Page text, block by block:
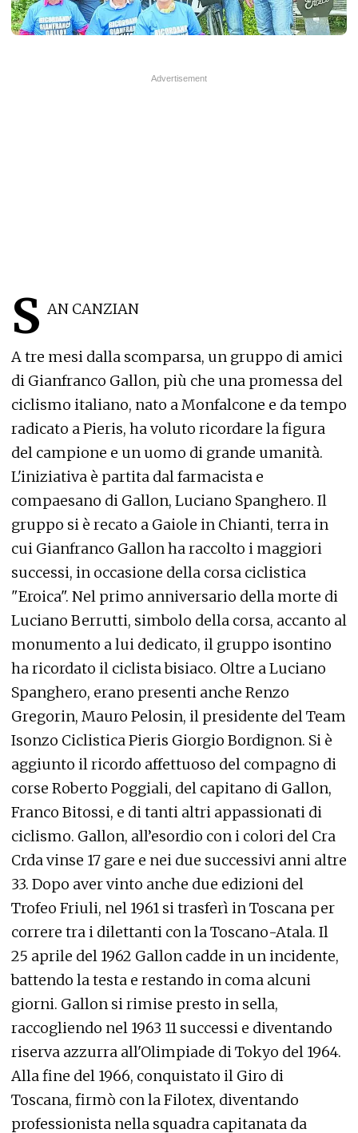
S AN CANZIAN
A tre mesi dalla scomparsa, un gruppo di amici
di Gianfranco Gallon, più che una promessa del
ciclismo italiano, nato a Monfalcone e da tempo
radicato a Pieris, ha voluto ricordare la figura
del campione e un uomo di grande umanità.
L'iniziativa è partita dal farmacista e
compaesano di Gallon, Luciano Spanghero. Il
gruppo si è recato a Gaiole in Chianti, terra in
cui Gianfranco Gallon ha raccolto i maggiori
successi, in occasione della corsa ciclistica
"Eroica". Nel primo anniversario della morte di
Luciano Berrutti, simbolo della corsa, accanto al
monumento a lui dedicato, il gruppo isontino
ha ricordato il ciclista bisiaco. Oltre a Luciano
Spanghero, erano presenti anche Renzo
Gregorin, Mauro Pelosin, il presidente del Team
Isonzo Ciclistica Pieris Giorgio Bordignon. Si è
aggiunto il ricordo affettuoso del compagno di
corse Roberto Poggiali, del capitano di Gallon,
Franco Bitossi, e di tanti altri appassionati di
ciclismo. Gallon, all’esordio con i colori del Cra
Crda vinse 17 gare e nei due successivi anni altre
33. Dopo aver vinto anche due edizioni del
Trofeo Friuli, nel 1961 si trasferì in Toscana per
correre tra i dilettanti con la Toscano-Atala. Il
25 aprile del 1962 Gallon cadde in un incidente,
battendo la testa e restando in coma alcuni
giorni. Gallon si rimise presto in sella,
raccogliendo nel 1963 11 successi e diventando
riserva azzurra all'Olimpiade di Tokyo del 1964.
Alla fine del 1966, conquistato il Giro di
Toscana, firmò con la Filotex, diventando
professionista nella squadra capitanata da